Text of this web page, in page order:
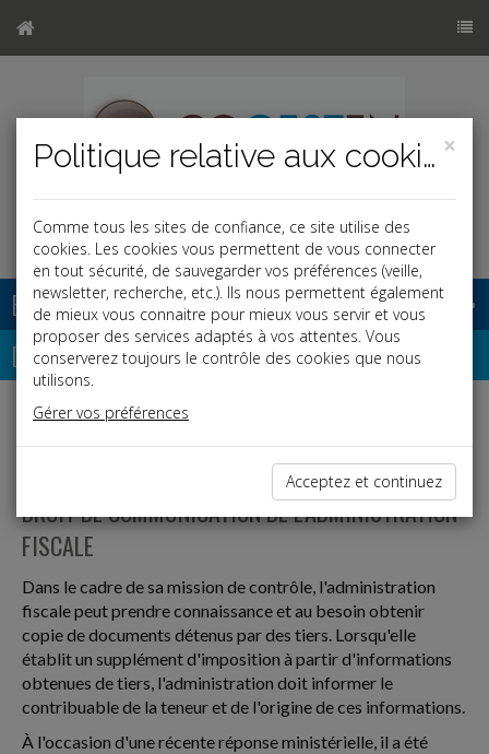
Base documentaire
Dépêches
j
Fiscal TPE
DROIT DE COMMUNICATION DE L'ADMINISTRATION
FISCALE
Dans le cadre de sa mission de contrôle, l'administration
fiscale peut prendre connaissance et au besoin obtenir
copie de documents détenus par des tiers. Lorsqu'elle
établit un supplément d'imposition à partir d'informations
obtenues de tiers, l'administration doit informer le
contribuable de la teneur et de l'origine de ces informations.
À l'occasion d'une récente réponse ministérielle, il a été
×
Politique relative aux cookies
Comme tous les sites de confiance, ce site utilise des
cookies. Les cookies vous permettent de vous connecter
en tout sécurité, de sauvegarder vos préférences (veille,
newsletter, recherche, etc.). Ils nous permettent également
de mieux vous connaitre pour mieux vous servir et vous
proposer des services adaptés à vos attentes. Vous
conserverez toujours le contrôle des cookies que nous
utilisons.
Gérer vos préférences
Acceptez et continuez